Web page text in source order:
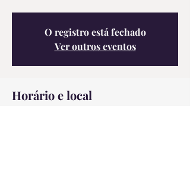
O registro está fechado
Ver outros eventos
Horário e local